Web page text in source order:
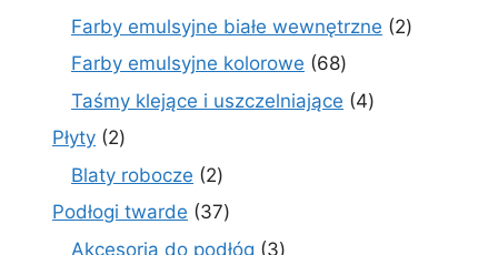
produktów
Farby emulsyjne białe wewnętrzne 22
Farby emulsyjne kolorowe 6868
produktów
Taśmy klejące i uszczelniające 44
Płyty 22
produkty
Blaty robocze 22
produkty
Podłogi twarde 3737
produktów
Akcesoria do podłóg 33